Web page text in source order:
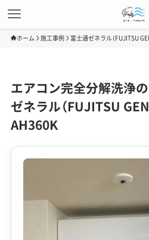
ホーム 施工事例 富士通ゼネラル（FUJITSU
エアコン完全分解洗浄
ゼネラル（FUJITSU
AH360K